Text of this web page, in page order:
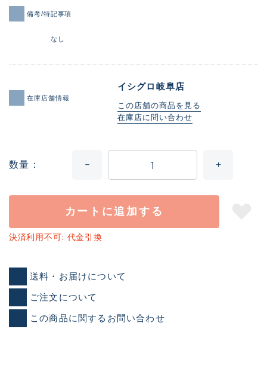
備考/特記事項
なし
在庫店舗情報
イシグロ岐阜店
この店舗の商品を見る
在庫店に問い合わせ
数量
カートに追加する
決済利用不可: 代金引換
送料・お届けについて
ご注文について
この商品に関するお問い合わせ